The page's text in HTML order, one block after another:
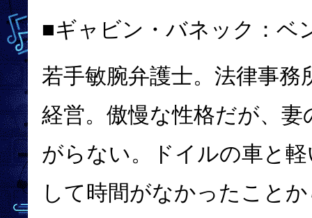
■ギャビン・バネック： ベ
若手敏腕弁護士。法律事務
経営。傲慢な性格だが、
がらない。ドイルの車と
して時間がなかったこと